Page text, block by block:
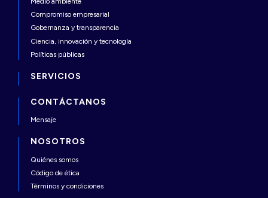
Compromiso empresarial
Gobernanza y transparencia
Ciencia, innovación y tecnología
Políticas públicas
SERVICIOS
CONTÁCTANOS
Mensaje
NOSOTROS
Quiénes somos
Código de ética
Términos y condiciones